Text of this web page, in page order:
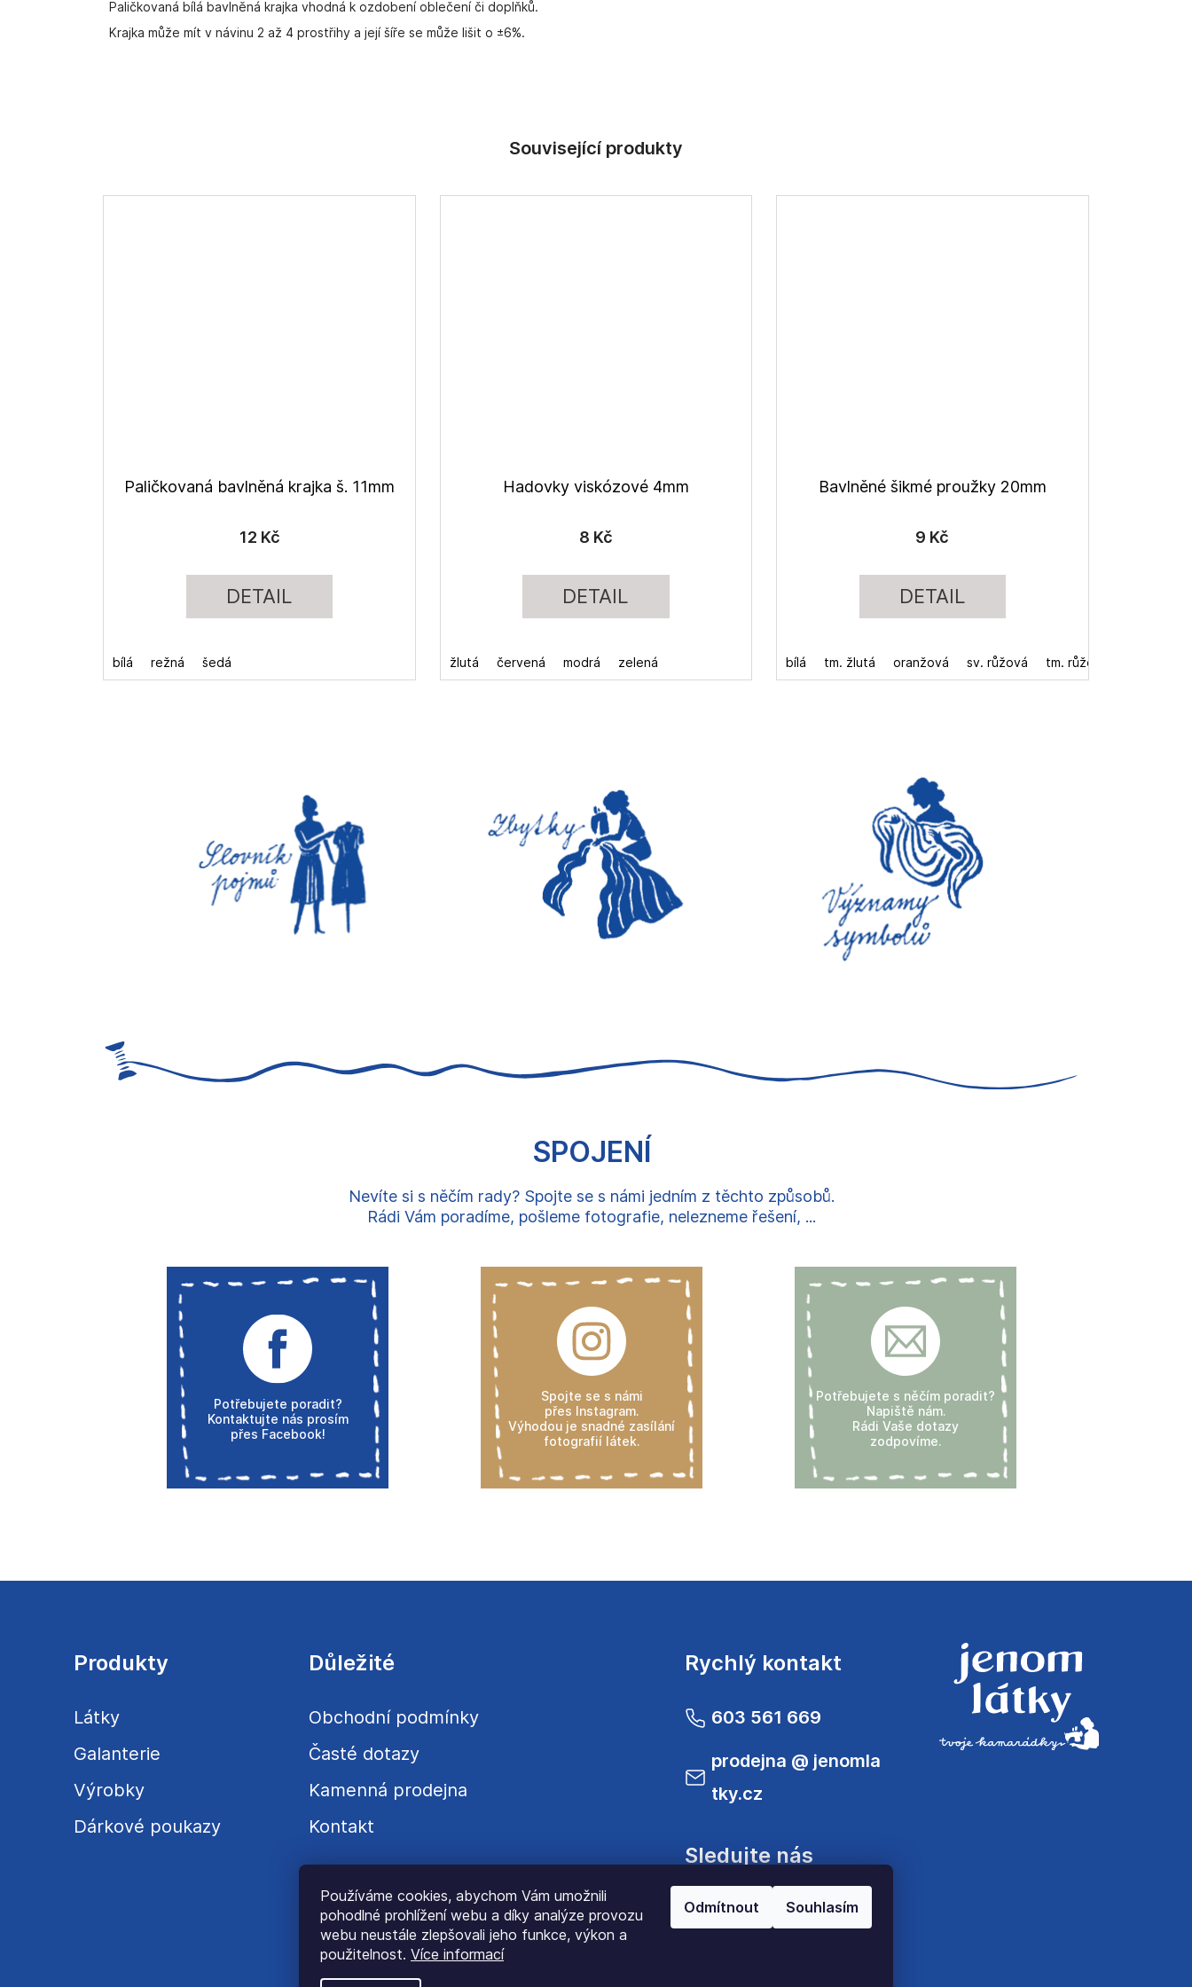
Používáme cookies, abychom Vám umožnili
pohodlné prohlížení webu a díky analýze provozu
webu neustále zlepšovali jeho funkce, výkon a
použitelnost. Více informací
Odmítnout Souhlasím
Paličkovaná bílá bavlněná krajka vhodná k ozdobení oblečení či doplňků.
Krajka může mít v návinu 2 až 4 prostřihy a její šíře se může lišit o ±6%.
Paličkovaná bavlněná krajka š. 11mm
12 Kč
DETAIL
bílá režná šedá
Hadovky viskózové 4mm
8 Kč
DETAIL
žlutá červená modrá zelená
Bavlněné šikmé proužky 20mm
9 Kč
DETAIL
bílá tm. žlutá oranžová sv. růžová tm. růžová
SPOJENÍ
Nevíte si s něčím rady? Spojte se s námi jedním z těchto způsobů.
Rádi Vám poradíme, pošleme fotografie, nelezneme řešení, ...
Potřebujete poradit?
Kontaktujte nás prosím
přes Facebook!
Spojte se s námi
přes Instagram.
Výhodou je snadné zasílání
fotografií látek.
Potřebujete s něčím poradit?
Napiště nám.
Rádi Vaše dotazy
zodpovíme.
Produkty
Látky
Galanterie
Výrobky
Dárkové poukazy
Důležité
Obchodní podmínky
Časté dotazy
Kamenná prodejna
Kontakt
Rychlý kontakt
603 561 669
prodejna @ jenomla
tky.cz
Sledujte nás